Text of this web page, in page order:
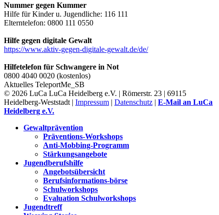
Nummer gegen Kummer
Hilfe für Kinder u. Jugendliche: 116 111
Elterntelefon: 0800 111 0550
Hilfe gegen digitale Gewalt
https://www.aktiv-gegen-digitale-gewalt.de/de/
Hilfetelefon für Schwangere in Not
0800 4040 0020 (kostenlos)
Aktuelles TeleportMe_SB
© 2026 LuCa LuCa Heidelberg e.V. | Römerstr. 23 | 69115
Heidelberg-Weststadt | Impressum | Datenschutz | E-Mail an LuCa
Heidelberg e.V.
Gewaltprävention
Präventions-Workshops
Anti-Mobbing-Programm
Stärkungsangebote
Jugendberufshilfe
Angebotsübersicht
Berufsinformations-börse
Schulworkshops
Evaluation Schulworkshops
Jugendtreff